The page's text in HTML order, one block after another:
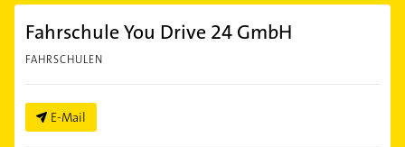
Fahrschule You Drive 24 GmbH
FAHRSCHULEN
E-Mail